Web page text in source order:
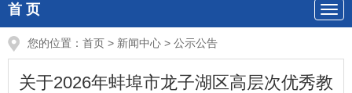
首 页
您的位置： 首页 > 新闻中心 > 公示公告
关于2026年蚌埠市龙子湖区高层次优秀教